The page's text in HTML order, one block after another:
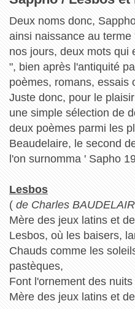
Deux noms donc,
ainsi naissance au
nos jours, deux mots qui
", bien après l'antiquité
poèmes, romans, essais
Juste donc, pour le
une simple sélection de
deux poèmes parmi les
Beaudelaire, le second
l'on surnomma ' Sapho
Lesbos
( de Charles
Mère des jeux latins et
Lesbos, où les baisers,
Chauds comme les
pastèques,
Font l'ornement des
Mère des jeux latins et